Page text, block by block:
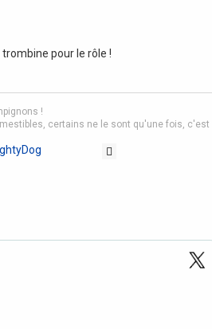
pour le rôle !
!
certains ne le sont qu'une fois, c'est